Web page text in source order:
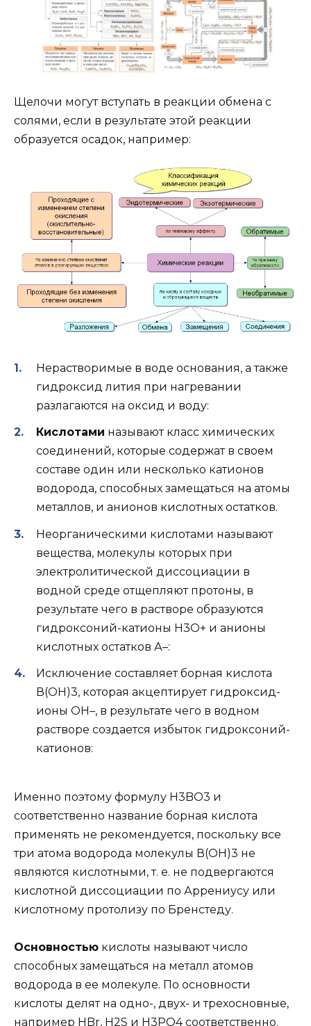
Щелочи могут вступать в реакции обмена с
солями, если в результате этой реакции
образуется осадок, например:
Нерастворимые в воде основания, а также
гидроксид лития при нагревании
разлагаются на оксид и воду:
Кислотами называют класс химических
соединений, которые содержат в своем
составе один или несколько катионов
водорода, способных замещаться на атомы
металлов, и анионов кислотных остатков.
Неорганическими кислотами называют
вещества, молекулы которых при
электролитической диссоциации в
водной среде отщепляют протоны, в
результате чего в растворе образуются
гидроксоний-катионы Н3О+ и анионы
кислотных остатков А–:
Исключение составляет борная кислота
В(ОН)3, которая акцептирует гидроксид-
ионы ОН–, в результате чего в водном
растворе создается избыток гидроксоний-
катионов:
Именно поэтому формулу H3BO3 и
соответственно название борная кислота
применять не рекомендуется, поскольку все
три атома водорода молекулы В(ОН)3 не
являются кислотными, т. е. не подвергаются
кислотной диссоциации по Аррениусу или
кислотному протолизу по Бренстеду.
Основностью кислоты называют число
способных замещаться на металл атомов
водорода в ее молекуле. По основности
кислоты делят на одно-, двух- и трехосновные,
например HBr, H2S и H3PO4 соответственно.